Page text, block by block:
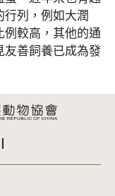
列，例如大潤
較高，其他的通
善飼養已成為發